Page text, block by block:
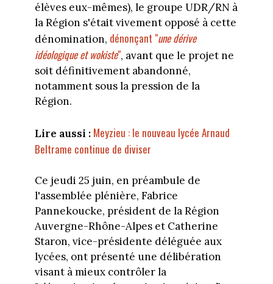
élèves eux-mêmes), le groupe UDR/RN à
la Région s'était vivement opposé à cette
dénomination, dénonçant "une dérive
idéologique et wokiste", avant que le projet ne
soit définitivement abandonné,
notamment sous la pression de la
Région.
Lire aussi : Meyzieu : le nouveau lycée Arnaud
Beltrame continue de diviser
Ce jeudi 25 juin, en préambule de
l'assemblée plénière, Fabrice
Pannekoucke, président de la Région
Auvergne-Rhône-Alpes et Catherine
Staron, vice-présidente déléguée aux
lycées, ont présenté une délibération
visant à mieux contrôler la